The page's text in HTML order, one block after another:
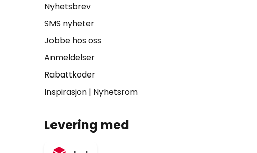
Nyhetsbrev
SMS nyheter
Jobbe hos oss
Anmeldelser
Rabattkoder
Inspirasjon| Nyhetsrom
Levering med